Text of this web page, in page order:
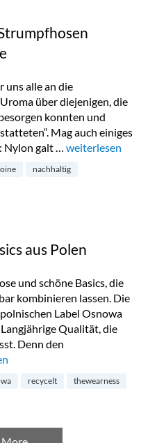
uns alle an die
über diejenigen, die
konnten und
Mag auch einiges
Nylon galt … „Nahtlos
weiterlesen
nachhaltig
aus Polen
und schöne Basics, die
kombinieren lassen. Die
Label Osnowa
Qualität, die
Denn den
Basics aus Polen“
recycelt
thewearness